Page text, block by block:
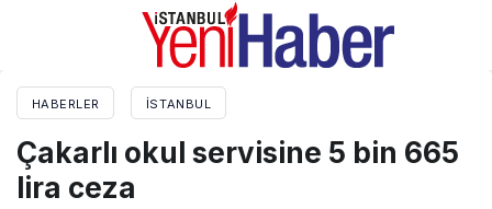
HABERLER İSTANBUL
Çakarlı okul servisine 5 bin 665
lira ceza